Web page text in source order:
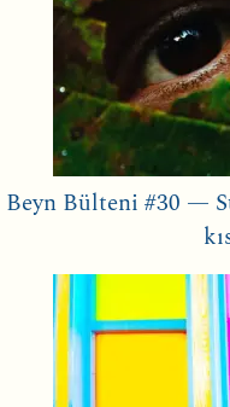
Beyn Bülteni #30 —